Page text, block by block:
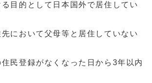
目的として日本国外で居住してい
において父母等と居住していない
住民登録がなくなった日から3年以内